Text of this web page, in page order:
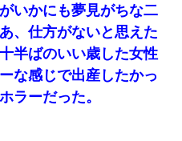
女から信じられない言葉を受
してる」Ａ「ずるい！クレク
！バーカ！」→ 後日、Ａ旦那が
いかにも夢見がちな二
、仕方がないと思えた
半ばのいい歳した女性
な感じで出産したかっ
ラーだった。